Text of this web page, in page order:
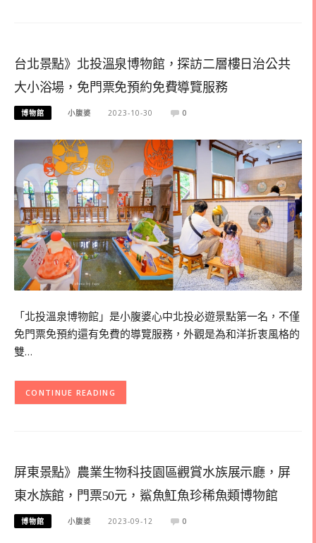
台北景點》北投溫泉博物館，探訪二層樓日治公共
大小浴場，免門票免預約免費導覽服務
博物館 小腹婆 2023-10-30 0
「北投溫泉博物館」是小腹婆心中北投必遊景點第一名，不僅
免門票免預約還有免費的導覽服務，外觀是為和洋折衷風格的
雙…
CONTINUE READING
屏東景點》農業生物科技園區觀賞水族展示廳，屏
東水族館，門票50元，鯊魚魟魚珍稀魚類博物館
博物館 小腹婆 2023-09-12 0